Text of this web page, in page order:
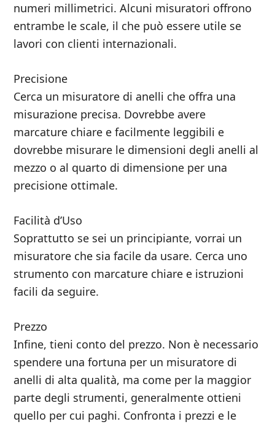
numeri millimetrici. Alcuni misuratori offrono
entrambe le scale, il che può essere utile se
lavori con clienti internazionali.
Precisione
Cerca un misuratore di anelli che offra una
misurazione precisa. Dovrebbe avere
marcature chiare e facilmente leggibili e
dovrebbe misurare le dimensioni degli anelli al
mezzo o al quarto di dimensione per una
precisione ottimale.
Facilità d’Uso
Soprattutto se sei un principiante, vorrai un
misuratore che sia facile da usare. Cerca uno
strumento con marcature chiare e istruzioni
facili da seguire.
Prezzo
Infine, tieni conto del prezzo. Non è necessario
spendere una fortuna per un misuratore di
anelli di alta qualità, ma come per la maggior
parte degli strumenti, generalmente ottieni
quello per cui paghi. Confronta i prezzi e le